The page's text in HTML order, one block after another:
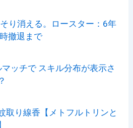
り消える。ロースター：6年
撤退まで
マッチで スキル分布が表示さ
取り線香【メトフルトリンと